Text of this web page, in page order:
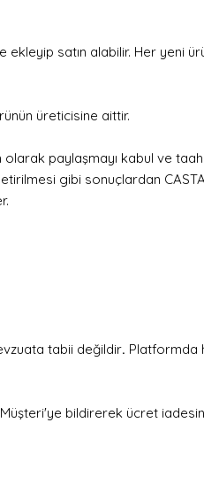
satın alabilir. Her yeni
üreticisine aittir.
paylaşmayı kabul ve
gibi sonuçlardan
tabii değildir. Platformda
Müşteri'ye bildirerek ücret